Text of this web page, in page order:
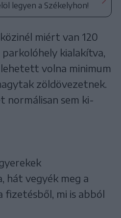
legyen a Székelyhon!
miért van 120
parkolóhely kialakítva,
volna minimum
zöldövezetnek.
normálisan sem ki-
hát vegyék meg a
fizetésből, mi is abból